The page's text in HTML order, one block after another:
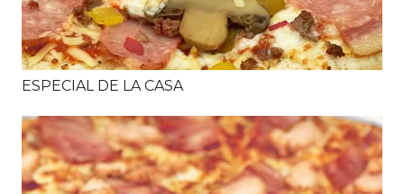
ESPECIAL DE LA CASA